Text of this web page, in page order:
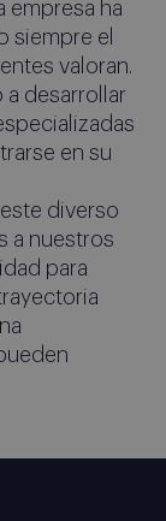
empresa ha
siempre el
valoran.
desarrollar
en su
diverso
a nuestros
para